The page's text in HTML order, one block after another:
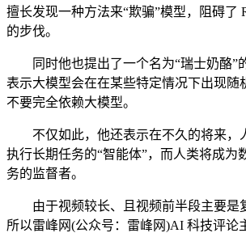
擅长发现一种方法来“欺骗”模型，阻碍了
的步伐。
同时他也提出了一个名为“瑞士奶酪”
表示大模型会在在某些特定情况下出现随
不要完全依赖大模型。
不仅如此，他还表示在不久的将来，
执行长期任务的“智能体”，而人类将成为
务的监督者。
由于视频较长、且视频前半段主要是复
所以雷峰网(公众号：雷峰网)AI 科技评论